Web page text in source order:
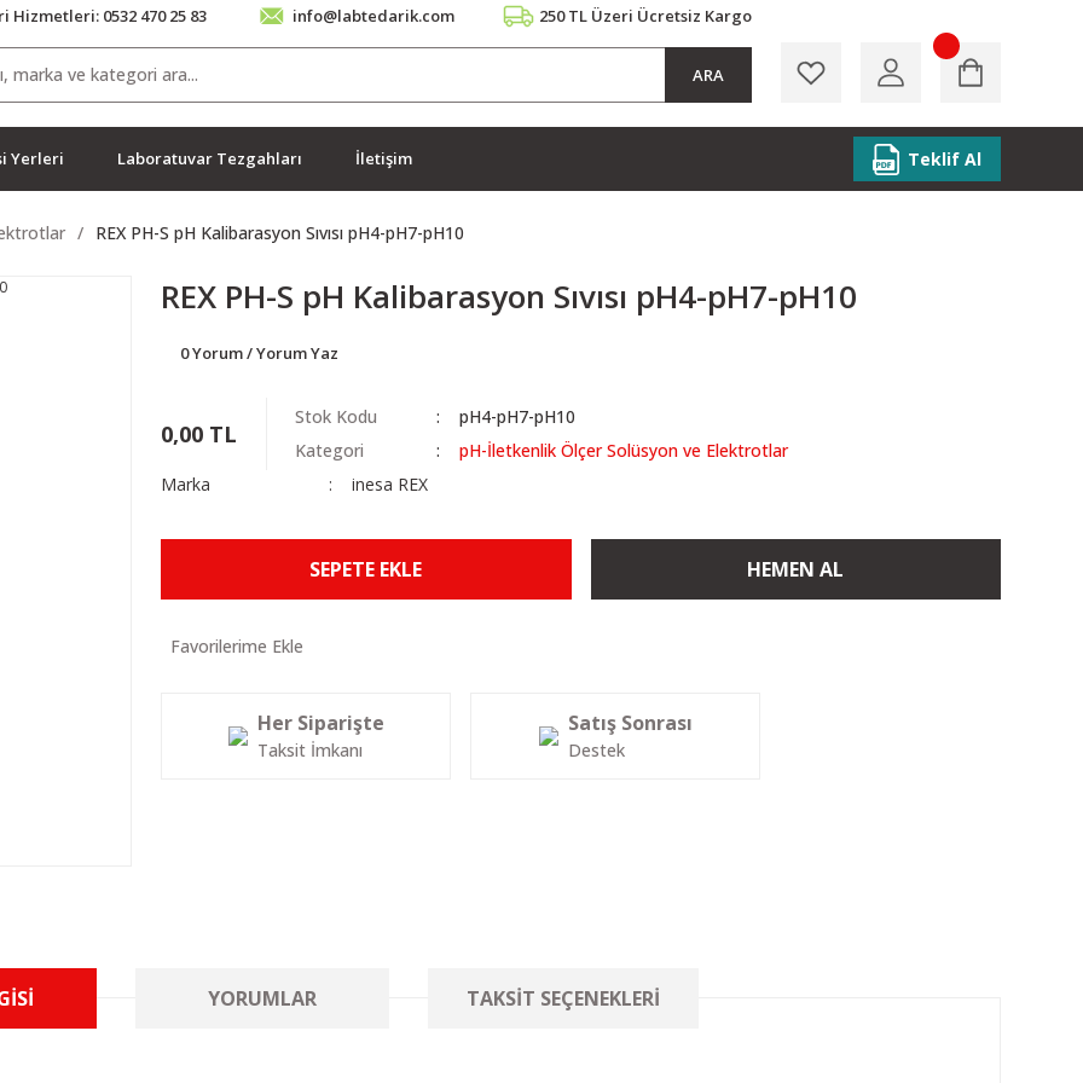
Hizmetleri: 0532 470 25 83 info@labtedarik.com 250 TL Üzeri Ücretsiz Kargo
ARA
Yerleri Laboratuvar Tezgahları İletişim Teklif Al
REX PH-S pH Kalibarasyon Sıvısı pH4-pH7-pH10
REX PH-S pH Kalibarasyon Sıvısı pH4-pH7-pH10
0 Yorum / Yorum Yaz
0,00 TL
Stok Kodu
pH4-pH7-pH10
Kategori
pH-İletkenlik Ölçer Solüsyon ve Elektrotlar
Marka
inesa REX
SEPETE EKLE HEMEN AL
Her Siparişte
Taksit İmkanı
Satış Sonrası
Destek
YORUMLAR TAKSIT SEÇENEKLERI